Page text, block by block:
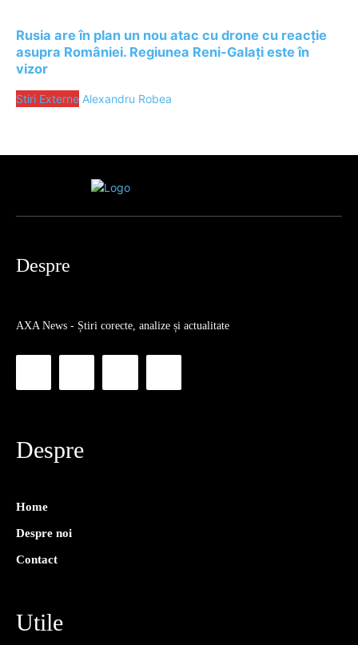
Rusia are în plan un nou atac cu drone cu reacție
asupra României. Regiunea Reni-Galați este în
vizor
Stiri Externe Alexandru Robea
Despre
AXA News - Știri corecte, analize și actualitate
Despre
Home
Despre noi
Contact
Utile